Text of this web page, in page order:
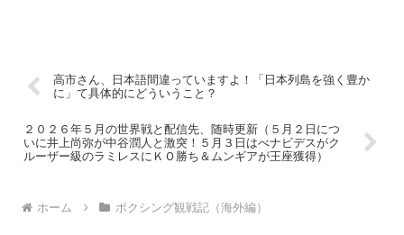
高市さん、日本語間違っていますよ！「日本列島を強く豊か
に」て具体的にどういうこと？
２０２６年５月の世界戦と配信先、随時更新（５月２日につ
いに井上尚弥が中谷潤人と激突！５月３日はべナビデスがク
ルーザー級のラミレスにＫＯ勝ち＆ムンギアが王座獲得）
ホーム ボクシング観戦記（海外編）